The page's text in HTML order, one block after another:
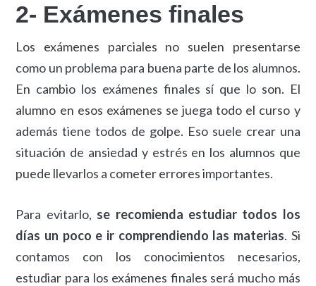
2- Exámenes finales
Los exámenes parciales no suelen presentarse
como un problema para buena parte de los alumnos.
En cambio los exámenes finales sí que lo son. El
alumno en esos exámenes se juega todo el curso y
además tiene todos de golpe. Eso suele crear una
situación de ansiedad y estrés en los alumnos que
puede llevarlos a cometer errores importantes.
Para evitarlo, se recomienda estudiar todos los
días un poco e ir comprendiendo las materias. Si
contamos con los conocimientos necesarios,
estudiar para los exámenes finales será mucho más